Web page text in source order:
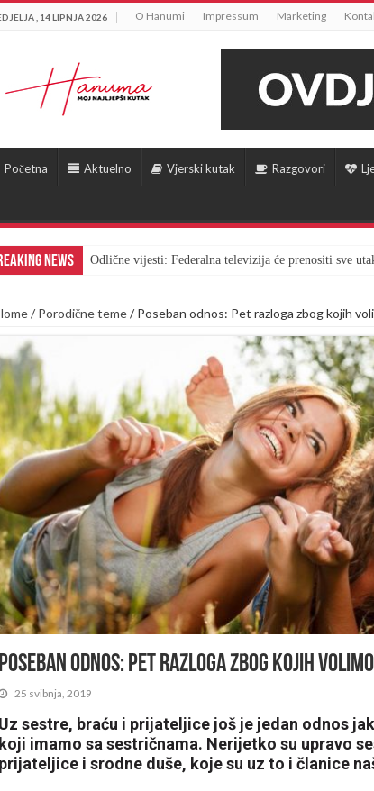
, 14 LIPNJA 2026 O Hanumi Impressum Marketing
Početna Aktuelno Vjerski kutak Razgovori
News Odlične vijesti: Federalna televizija će prenositi sve
/ Porodične teme/ Poseban odnos: Pet razloga zbog kojih
Poseban odnos: Pet razloga zbog kojih
25 svibnja, 2019
Uz sestre, braću i prijateljice još je jedan odnos
koji imamo sa sestričnama. Nerijetko su upravo
prijateljice i srodne duše, koje su uz to i članice